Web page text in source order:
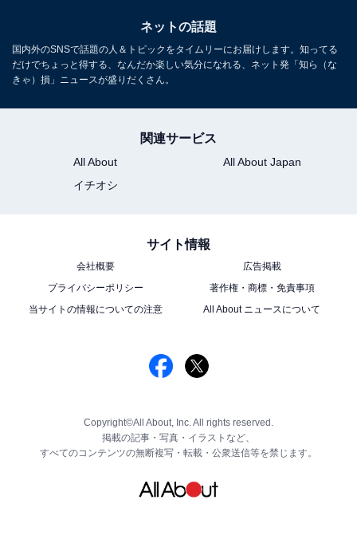
ネットの話題
国内外のSNSで話題の人＆トピックをタイムリーにお届けします。知ってる
だけでちょっと得する、なんだか楽しい気分になれる、ネット発「知ら（な
きゃ）損」ニュースが盛りだくさん。
関連サービス
All About
All About Japan
イチオシ
サイト情報
会社概要
広告掲載
プライバシーポリシー
著作権・商標・免責事項
当サイトの情報についての注意
All About ニュースについて
Copyright©All About, Inc. All rights reserved.
掲載の記事・写真・イラストなど、
すべてのコンテンツの無断複写・転載・公衆送信等を禁じます。